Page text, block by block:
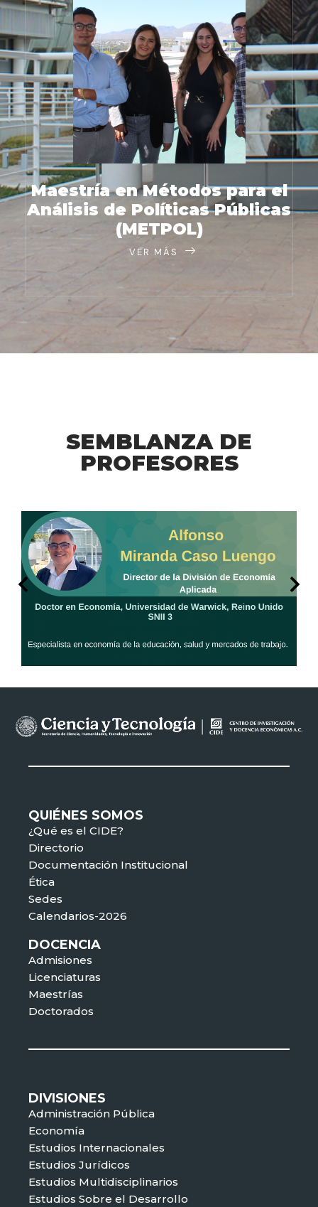
Maestría en Métodos para el
Análisis de Políticas Públicas
(METPOL)
VER MÁS
SEMBLANZA DE
PROFESORES
QUIÉNES SOMOS
¿Qué es el CIDE?
Directorio
Documentación Institucional
Ética
Sedes
Calendarios-2026
DOCENCIA
Admisiones
Licenciaturas
Maestrías
Doctorados
DIVISIONES
Administración Pública
Economía
Estudios Internacionales
Estudios Jurídicos
Estudios Multidisciplinarios
Estudios Sobre el Desarrollo